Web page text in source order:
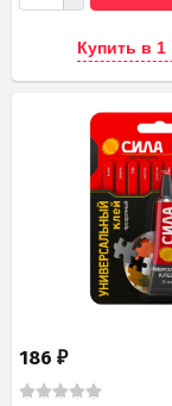
Купить в 1
186 ₽